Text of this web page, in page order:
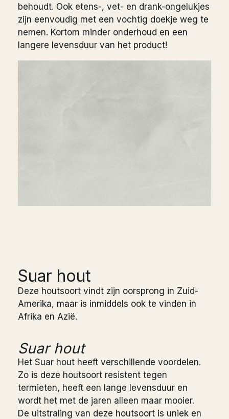
behoudt. Ook etens-, vet- en drank-ongelukjes
zijn eenvoudig met een vochtig doekje weg te
nemen. Kortom minder onderhoud en een
langere levensduur van het product!
Suar hout
Deze houtsoort vindt zijn oorsprong in Zuid-
Amerika, maar is inmiddels ook te vinden in
Afrika en Azië.
Suar hout
Het Suar hout heeft verschillende voordelen.
Zo is deze houtsoort resistent tegen
termieten, heeft een lange levensduur en
wordt het met de jaren alleen maar mooier.
De uitstraling van deze houtsoort is uniek en